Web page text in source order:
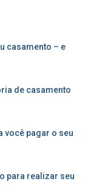
casamento – e
de casamento
você pagar o seu
para realizar seu